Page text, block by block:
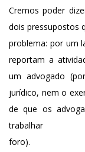
Cremos poder
dois pressupostos
problema: por um
reportam a
um advogado
jurídico, nem o
de que os
trabalhar